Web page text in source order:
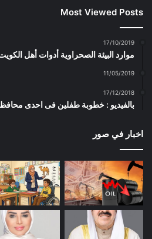
Most Viewed Posts
17/10/2019
موارد البيئة الصحراوية أدوات أهل
11/05/2019
17/12/2018
بالفيديو : خطوبة طفلين فى احدى
اخبار في صور